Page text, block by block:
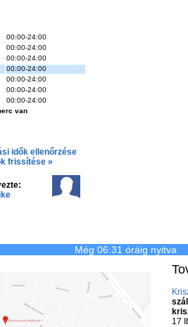
00:00-24:00
00:00-24:00
00:00-24:00
00:00-24:00
00:00-24:00
00:00-24:00
00:00-24:00
van
idők ellenőrzése
frissítése »
Még 06:31 óráig nyitva
17